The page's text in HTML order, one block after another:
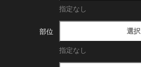
指定なし
部位 選択
指定なし